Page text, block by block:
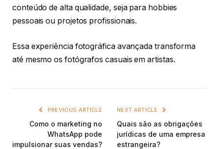
conteúdo de alta qualidade, seja para hobbies
pessoais ou projetos profissionais.
Essa experiência fotográfica avançada transforma
até mesmo os fotógrafos casuais em artistas.
PREVIOUS ARTICLE
Como o marketing no
WhatsApp pode
impulsionar suas vendas?
NEXT ARTICLE
Quais são as obrigações
jurídicas de uma empresa
estrangeira?